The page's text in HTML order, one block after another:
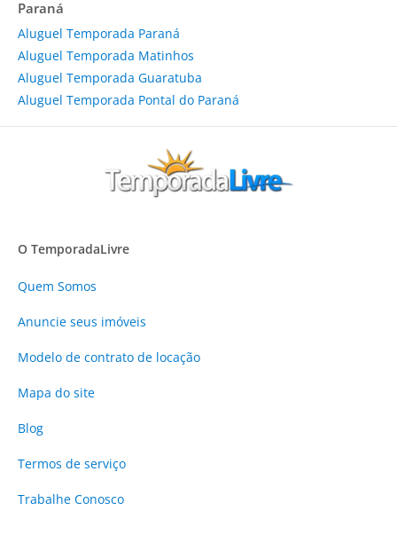
Paraná
Aluguel Temporada Paraná
Aluguel Temporada Matinhos
Aluguel Temporada Guaratuba
Aluguel Temporada Pontal do Paraná
O TemporadaLivre
Quem Somos
Anuncie seus imóveis
Modelo de contrato de locação
Mapa do site
Blog
Termos de serviço
Trabalhe Conosco